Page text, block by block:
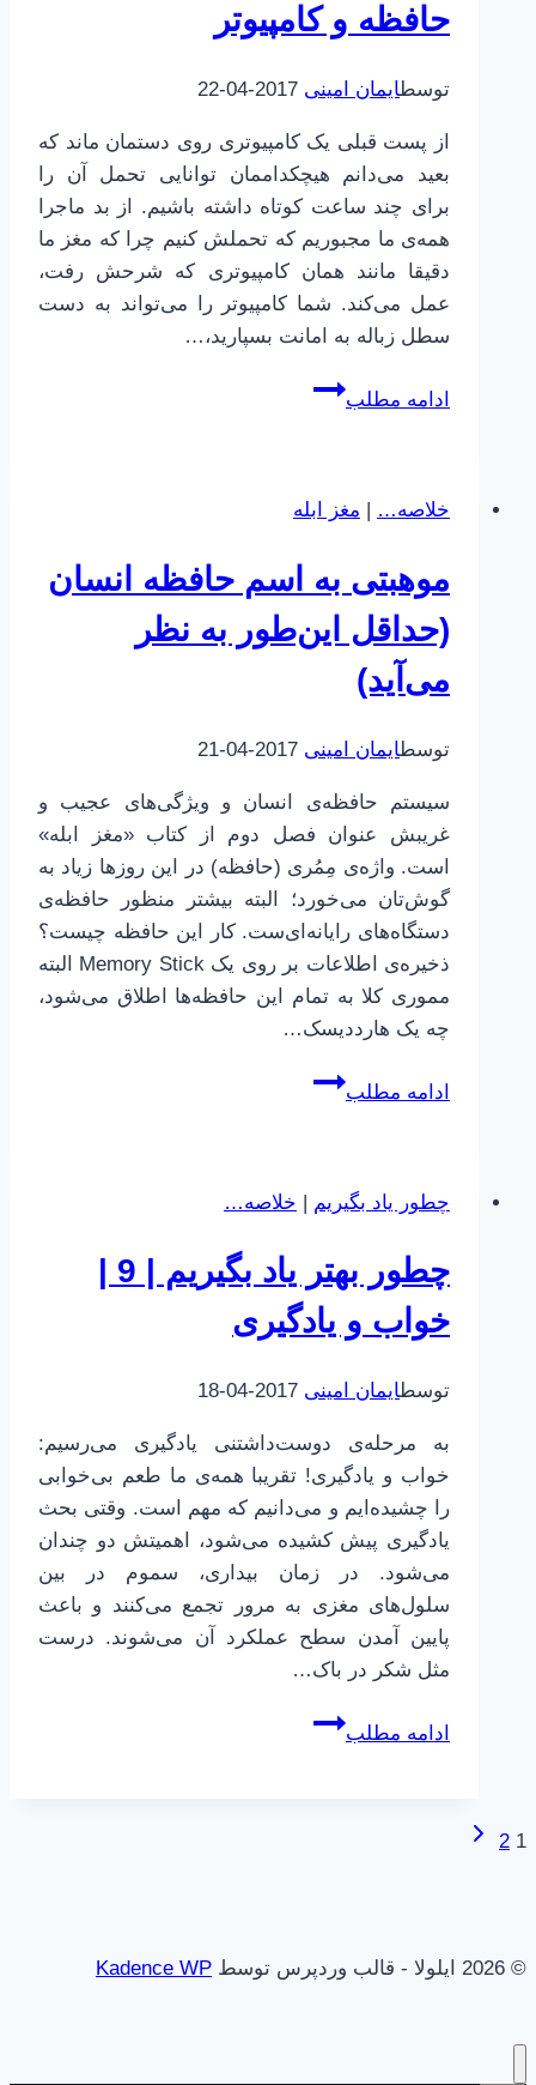
|
کجام
اینجا
کجاست
حافظه و کامپیوتر
توسطایمان امینی 2017-04-22
از پست قبلی یک کامپیوتری روی دستمان ماند که
بعید می‌دانم هیچکداممان توانایی تحمل آن را
برای چند ساعت کوتاه داشته باشیم. از بد ماجرا
همه‌ی ما مجبوریم که تحملش کنیم چرا که مغز ما
دقیقا مانند همان کامپیوتری که شرحش رفت،
عمل می‌کند. شما کامپیوتر را می‌تواند به دست
سطل زباله به امانت بسپارید،…
ادامه مطلب
مغز
|
2
|
کامپیوتر
خلاصه… مغز ابله
موهبتی به اسم حافظه انسان
(حداقل این‌طور به نظر
می‌آید)
توسطایمان امینی 2017-04-21
سیستم حافظه‌ی انسان و ویژگی‌های عجیب و
غریبش عنوان فصل دوم از کتاب «مغز ابله»
است. واژه‌ی مِمُری (حافظه) در این روزها زیاد به
گوش‌تان می‌خورد؛ البته بیشتر منظور حافظه‌ی
دستگاه‌های رایانه‌ای‌ست. کار این حافظه چیست؟
ذخیره‌ی اطلاعات بر روی یک Memory Stick البته
مموری کلا به تمام این حافظه‌ها اطلاق می‌شود،
چه یک هارددیسک…
ادامه مطلب
موهبتی
انسان
این‌طور
نظر
چطور یاد بگیریم | خلاصه…
چطور بهتر یاد بگیریم | 9 |
خواب و یادگیری
توسطایمان امینی 2017-04-18
به مرحله‌ی دوست‌داشتنی یادگیری می‌رسیم:
خواب و یادگیری! تقریبا همه‌ی ما طعم بی‌خوابی
را چشیده‌ایم و می‌دانیم که مهم است. وقتی بحث
یادگیری پیش کشیده می‌شود، اهمیتش دو چندان
می‌شود. در زمان بیداری، سموم در بین
سلول‌های مغزی به مرور تجمع می‌کنند و باعث
پایین آمدن سطح عملکرد آن می‌شوند. درست
مثل شکر در باک…
ادامه مطلب
چطور
و
پیمایش
1
2
برگۀ
© 2026 ایلولا - قالب وردپرس توسط Kadence WP